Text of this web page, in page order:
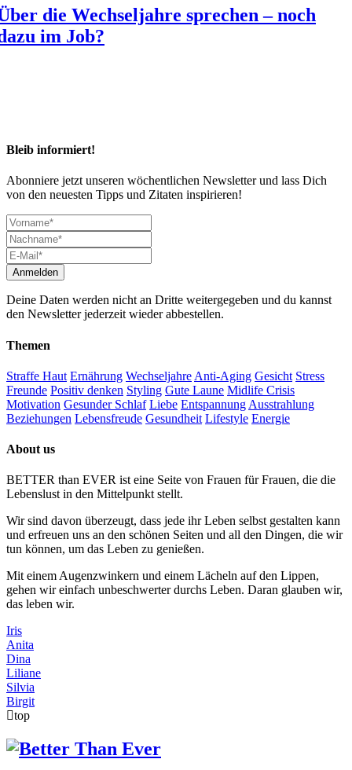
die Wechseljahre sprechen – noch
im Job?
Bleib informiert!
Abonniere jetzt unseren wöchentlichen Newsletter und lass Dich
von den neuesten Tipps und Zitaten inspirieren!
Deine Daten werden nicht an Dritte weitergegeben und du kannst
den Newsletter jederzeit wieder abbestellen.
Themen
Straffe Haut Ernährung Wechseljahre Anti-Aging Gesicht Stress
Freunde Positiv denken Styling Gute Laune Midlife Crisis
Motivation Gesunder Schlaf Liebe Entspannung Ausstrahlung
Beziehungen Lebensfreude Gesundheit Lifestyle Energie
About us
BETTER than EVER ist eine Seite von Frauen für Frauen, die die
Lebenslust in den Mittelpunkt stellt.
Wir sind davon überzeugt, dass jede ihr Leben selbst gestalten kann
und erfreuen uns an den schönen Seiten und all den Dingen, die wir
tun können, um das Leben zu genießen.
Mit einem Augenzwinkern und einem Lächeln auf den Lippen,
gehen wir einfach unbeschwerter durchs Leben. Daran glauben wir,
das leben wir.
Iris
Anita
Dina
Liliane
Silvia
Birgit
top